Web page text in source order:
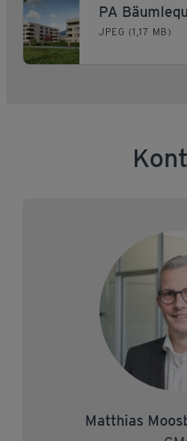
JPEG (1,17 MB)
Matthias